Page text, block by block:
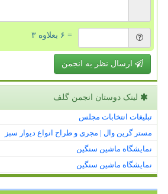
= ۶ بعلاوه ۳
ارسال نظر به انجمن
لینک دوستان انجمن گلف
تبلیغات انتخابات مجلس
مستر گرین وال | مجری و طراح انواع دیوار سبز
نمایشگاه ماشین سنگین
نمایشگاه ماشین سنگین